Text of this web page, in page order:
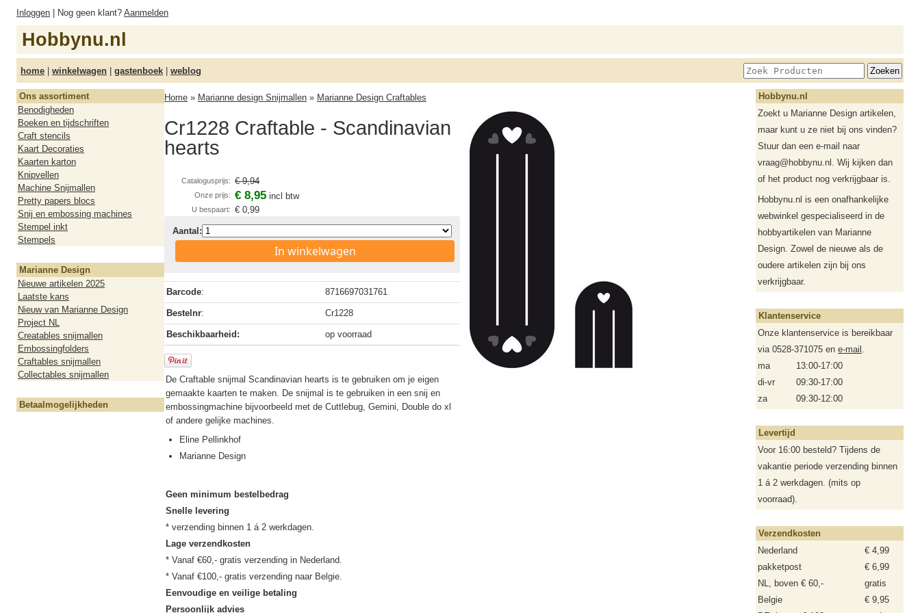
Inloggen | Nog geen klant? Aanmelden
Hobbynu.nl
home | winkelwagen | gastenboek | weblog
Ons assortiment
Benodigheden
Boeken en tijdschriften
Craft stencils
Kaart Decoraties
Kaarten karton
Knipvellen
Machine Snijmallen
Pretty papers blocs
Snij en embossing machines
Stempel inkt
Stempels
Marianne Design
Nieuwe artikelen 2025
Laatste kans
Nieuw van Marianne Design
Project NL
Creatables snijmallen
Embossingfolders
Craftables snijmallen
Collectables snijmallen
Betaalmogelijkheden
Home » Marianne design Snijmallen » Marianne Design Craftables
Cr1228 Craftable - Scandinavian
hearts
Catalogusprijs: € 9,94
Onze prijs: € 8,95 incl btw
U bespaart: € 0,99
Aantal:
In winkelwagen
Barcode: 8716697031761
Bestelnr: Cr1228
Beschikbaarheid: op voorraad
De Craftable snijmal Scandinavian hearts is te gebruiken om je eigen
gemaakte kaarten te maken. De snijmal is te gebruiken in een snij en
embossingmachine bijvoorbeeld met de Cuttlebug, Gemini, Double do xl
of andere gelijke machines.
Eline Pellinkhof
Marianne Design
Geen minimum bestelbedrag
Snelle levering
Lage verzendkosten
* Vanaf €60,- gratis verzending in Nederland.
Eenvoudige en veilige betaling
Persoonlijk advies
Hobbynu.nl
Zoekt u Marianne Design artikelen,
maar kunt u ze niet bij ons vinden?
Stuur dan een e-mail naar
vraag@hobbynu.nl. Wij kijken dan
of het product nog verkrijgbaar is.
Hobbynu.nl is een onafhankelijke
webwinkel gespecialiseerd in de
hobbyartikelen van Marianne
Design. Zowel de nieuwe als de
oudere artikelen zijn bij ons
verkrijgbaar.
Klantenservice
Onze klantenservice is bereikbaar
via 0528-371075 en e-mail .
ma
13:00-17:00
di-vr
09:30-17:00
za
09:30-12:00
Levertijd
Voor 16:00 besteld? Tijdens de
vakantie periode verzending binnen
1 á 2 werkdagen. (mits op
voorraad).
Verzendkosten
Nederland
€ 4,99
pakketpost
€ 6,99
NL, boven € 60,-
gratis
Belgie
€ 9,95